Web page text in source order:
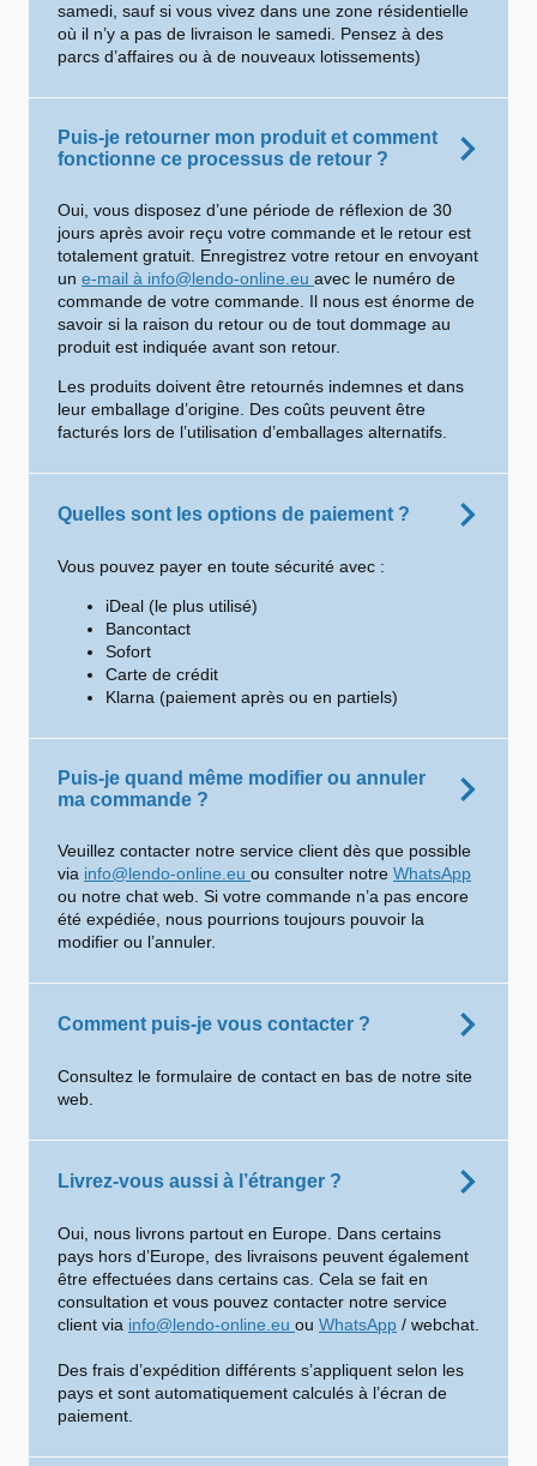
samedi, sauf si vous vivez dans une zone résidentielle
où il n’y a pas de livraison le samedi. Pensez à des
parcs d’affaires ou à de nouveaux lotissements)
Puis-je retourner mon produit et comment
fonctionne ce processus de retour ?
Oui, vous disposez d’une période de réflexion de 30
jours après avoir reçu votre commande et le retour est
totalement gratuit. Enregistrez votre retour en envoyant
un e-mail à info@lendo-online.eu avec le numéro de
commande de votre commande. Il nous est énorme de
savoir si la raison du retour ou de tout dommage au
produit est indiquée avant son retour.
Les produits doivent être retournés indemnes et dans
leur emballage d’origine. Des coûts peuvent être
facturés lors de l’utilisation d’emballages alternatifs.
Quelles sont les options de paiement ?
Vous pouvez payer en toute sécurité avec :
iDeal (le plus utilisé)
Bancontact
Sofort
Carte de crédit
Klarna (paiement après ou en partiels)
Puis-je quand même modifier ou annuler
ma commande ?
Veuillez contacter notre service client dès que possible
via info@lendo-online.eu ou consulter notre WhatsApp
ou notre chat web. Si votre commande n’a pas encore
été expédiée, nous pourrions toujours pouvoir la
modifier ou l’annuler.
Comment puis-je vous contacter ?
Consultez le formulaire de contact en bas de notre site
web.
Livrez-vous aussi à l’étranger ?
Oui, nous livrons partout en Europe. Dans certains
pays hors d’Europe, des livraisons peuvent également
être effectuées dans certains cas. Cela se fait en
consultation et vous pouvez contacter notre service
client via info@lendo-online.eu ou WhatsApp / webchat.
Des frais d’expédition différents s’appliquent selon les
pays et sont automatiquement calculés à l’écran de
paiement.